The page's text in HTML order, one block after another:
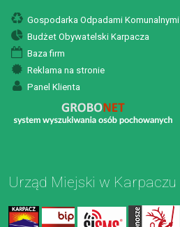
Gospodarka Odpadami Komunalnymi
Budżet Obywatelski Karpacza
Baza firm
Reklama na stronie
Panel Klienta
Urząd Miejski w Karpaczu